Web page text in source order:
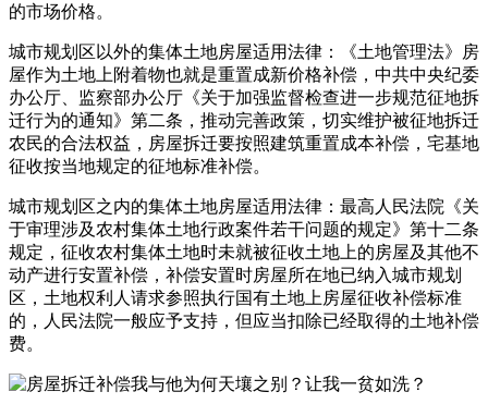
的市场价格。
城市规划区以外的集体土地房屋适用法律：《土地管理法》房
屋作为土地上附着物也就是重置成新价格补偿，中共中央纪委
办公厅、监察部办公厅《关于加强监督检查进一步规范征地拆
迁行为的通知》第二条，推动完善政策，切实维护被征地拆迁
农民的合法权益，房屋拆迁要按照建筑重置成本补偿，宅基地
征收按当地规定的征地标准补偿。
城市规划区之内的集体土地房屋适用法律：最高人民法院《关
于审理涉及农村集体土地行政案件若干问题的规定》第十二条
规定，征收农村集体土地时未就被征收土地上的房屋及其他不
动产进行安置补偿，补偿安置时房屋所在地已纳入城市规划
区，土地权利人请求参照执行国有土地上房屋征收补偿标准
的，人民法院一般应予支持，但应当扣除已经取得的土地补偿
费。